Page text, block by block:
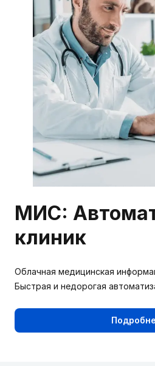
МИС:
клиник
Облачная медицинская
Быстрая и недорогая